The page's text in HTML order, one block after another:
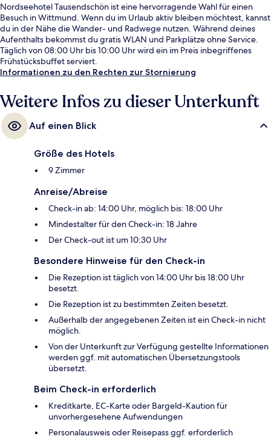
Nordseehotel Tausendschön ist eine hervorragende Wahl für einen
Besuch in Wittmund. Wenn du im Urlaub aktiv bleiben möchtest, kannst
du in der Nähe die Wander- und Radwege nutzen. Während deines
Aufenthalts bekommst du gratis WLAN und Parkplätze ohne Service.
Täglich von 08:00 Uhr bis 10:00 Uhr wird ein im Preis inbegriffenes
Frühstücksbuffet serviert.
Informationen zu den Rechten zur Stornierung
Weitere Infos zu dieser Unterkunft
Auf einen Blick
Größe des Hotels
9 Zimmer
Anreise/Abreise
Check-in ab: 14:00 Uhr, möglich bis: 18:00 Uhr
Mindestalter für den Check-in: 18 Jahre
Der Check-out ist um 10:30 Uhr
Besondere Hinweise für den Check-in
Die Rezeption ist täglich von 14:00 Uhr bis 18:00 Uhr
besetzt.
Die Rezeption ist zu bestimmten Zeiten besetzt.
Außerhalb der angegebenen Zeiten ist ein Check-in nicht
möglich.
Von der Unterkunft zur Verfügung gestellte Informationen
werden ggf. mit automatischen Übersetzungstools
übersetzt.
Beim Check-in erforderlich
Kreditkarte, EC-Karte oder Bargeld-Kaution für
unvorhergesehene Aufwendungen
Personalausweis oder Reisepass ggf. erforderlich